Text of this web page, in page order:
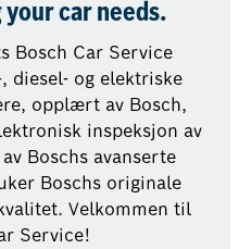
car needs.
Bosch Car Service
diesel- og elektriske
opplært av Bosch,
inspeksjon av
Boschs avanserte
Boschs originale
Velkommen til
Service!